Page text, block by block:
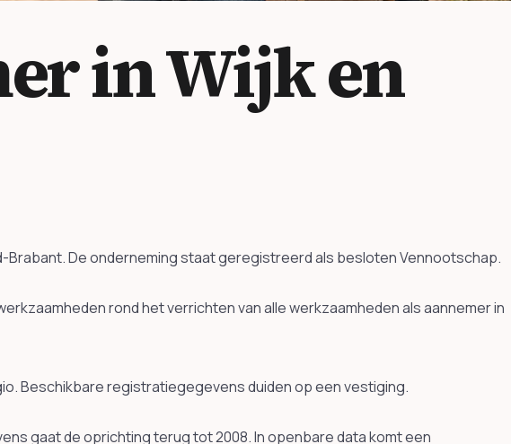
in Wijk en
Brabant. De onderneming staat geregistreerd als besloten Vennootschap.
rond het verrichten van alle werkzaamheden als aannemer in
Beschikbare registratiegegevens duiden op een vestiging.
gaat de oprichting terug tot 2008. In openbare data komt een